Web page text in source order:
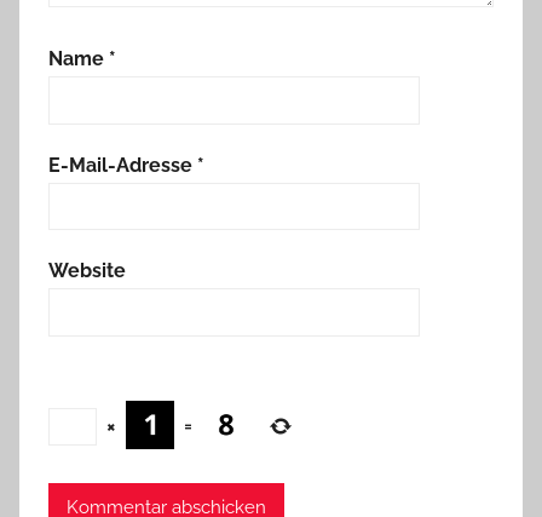
Name *
E-Mail-Adresse *
Website
× =